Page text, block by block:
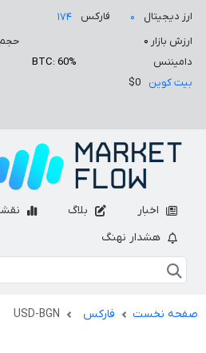
ارز دیجیتال ۰ فارکس
۱۷۴
ارزش بازار ۰
دامیننس
BTC: 60%
بیت کوین
$0
اخبار بلاگ
هشدار نهنگ
صفحه نخست فارکس USD-BGN